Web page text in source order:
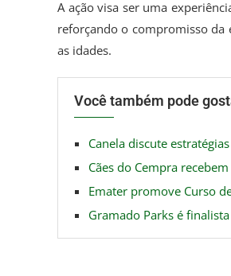
A ação visa ser uma
reforçando o compromisso da
as idades.
Você também pode
Canela discute
Cães do Cempra
Emater promove Curso
Gramado Parks é